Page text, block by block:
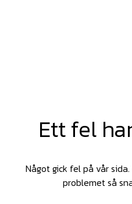
Ett fel
Något gick fel på vår
problemet så